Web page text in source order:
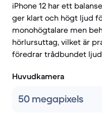
iPhone 12 har ett
ger klart och högt ljud
monohögtalare men
hörlursuttag, vilket är
föredrar trådbundet
Huvudkamera
50 megapixels